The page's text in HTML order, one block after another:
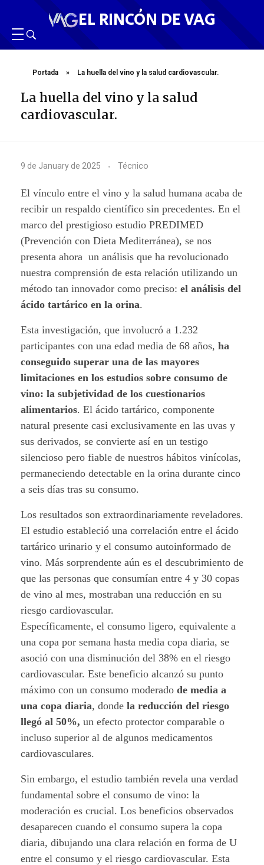
EL RINCÓN DE VAG
Portada » La huella del vino y la salud cardiovascular.
La huella del vino y la salud
cardiovascular.
L
a
h
u
e
l
l
a
d
e
l
v
i
n
o
y
l
a
s
a
l
u
d
c
a
r
d
i
o
9 de January de 2025 Técnico
El vínculo entre el vino y la salud humana acaba de
recibir un respaldo científico sin precedentes. En el
marco del prestigioso estudio PREDIMED
(Prevención con Dieta Mediterránea), se nos
presenta ahora un análisis que ha revolucionado
nuestra comprensión de esta relación utilizando un
método tan innovador como preciso: el análisis del
ácido tartárico en la orina.
Esta investigación, que involucró a 1.232
participantes con una edad media de 68 años, ha
conseguido superar una de las mayores
limitaciones en los estudios sobre consumo de
vino: la subjetividad de los cuestionarios
alimentarios. El ácido tartárico, componente
natural presente casi exclusivamente en las uvas y
sus derivados, se convierte así en un testigo
silencioso pero fiable de nuestros hábitos vinícolas,
permaneciendo detectable en la orina durante cinco
a seis días tras su consumo.
Los resultados son extraordinariamente reveladores.
El estudio estableció una correlación entre el ácido
tartárico urinario y el consumo autoinformado de
vino. Más sorprendente aún es el descubrimiento de
que las personas que consumían entre 4 y 30 copas
de vino al mes, mostraban una reducción en su
riesgo cardiovascular.
Específicamente, el consumo ligero, equivalente a
una copa por semana hasta media copa diaria, se
asoció con una disminución del 38% en el riesgo
cardiovascular. Este beneficio alcanzó su punto
máximo con un consumo moderado de media a
una copa diaria, donde la reducción del riesgo
llegó al 50%, un efecto protector comparable o
incluso superior al de algunos medicamentos
cardiovasculares.
Sin embargo, el estudio también revela una verdad
fundamental sobre el consumo de vino: la
moderación es crucial. Los beneficios observados
desaparecen cuando el consumo supera la copa
diaria, dibujando una clara relación en forma de U
entre el consumo y el riesgo cardiovascular. Esta